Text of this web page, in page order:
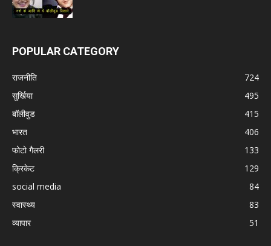
POPULAR CATEGORY
राजनीति
724
सुर्खिया
495
बॉलीवुड
415
भारत
406
फोटो गैलरी
133
क्रिकेट
129
social media
84
स्वास्थ्य
83
व्यापार
51